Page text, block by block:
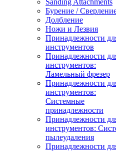
Sanding Attachments
Бурение /
Долбление
Ножи и Лезвия
Принадлежности
инструментов
Принадлежности
инструментов:
Ламельный фрезер
Принадлежности
инструментов:
Системные
принадлежности
Принадлежности
инструментов:
пылеудаления
Принадлежности